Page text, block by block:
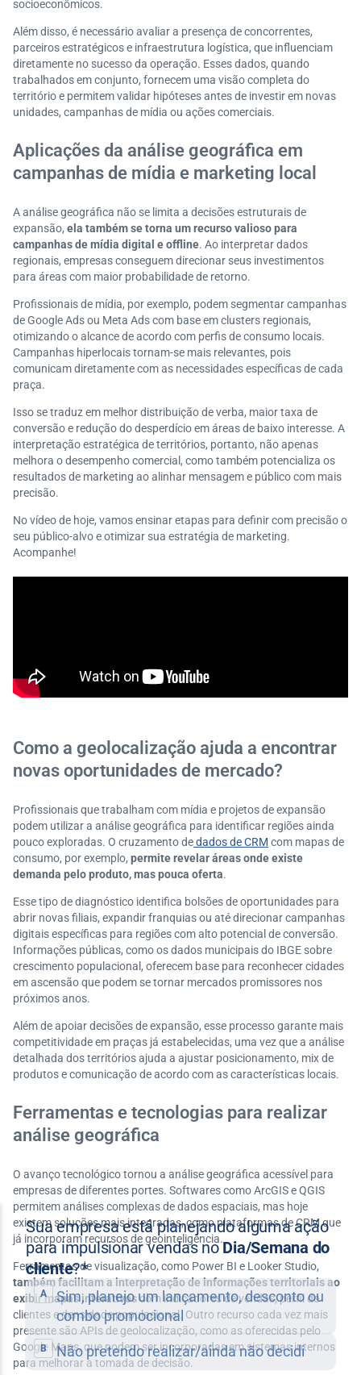
socioeconômicos.
Além disso, é necessário avaliar a presença de concorrentes,
parceiros estratégicos e infraestrutura logística, que influenciam
diretamente no sucesso da operação. Esses dados, quando
trabalhados em conjunto, fornecem uma visão completa do
território e permitem validar hipóteses antes de investir em novas
unidades, campanhas de mídia ou ações comerciais.
Aplicações da análise geográfica em
campanhas de mídia e marketing local
A análise geográfica não se limita a decisões estruturais de
expansão, ela também se torna um recurso valioso para
campanhas de mídia digital e offline. Ao interpretar dados
regionais, empresas conseguem direcionar seus investimentos
para áreas com maior probabilidade de retorno.
Profissionais de mídia, por exemplo, podem segmentar campanhas
de Google Ads ou Meta Ads com base em clusters regionais,
otimizando o alcance de acordo com perfis de consumo locais.
Campanhas hiperlocais tornam-se mais relevantes, pois
comunicam diretamente com as necessidades específicas de cada
praça.
Isso se traduz em melhor distribuição de verba, maior taxa de
conversão e redução do desperdício em áreas de baixo interesse. A
interpretação estratégica de territórios, portanto, não apenas
melhora o desempenho comercial, como também potencializa os
resultados de marketing ao alinhar mensagem e público com mais
precisão.
No vídeo de hoje, vamos ensinar etapas para definir com precisão o
seu público-alvo e otimizar sua estratégia de marketing.
Acompanhe!
Como a geolocalização ajuda a encontrar
novas oportunidades de mercado?
Profissionais que trabalham com mídia e projetos de expansão
podem utilizar a análise geográfica para identificar regiões ainda
pouco exploradas. O cruzamento dedados de CRM com mapas de
consumo, por exemplo, permite revelar áreas onde existe
demanda pelo produto, mas pouca oferta.
Esse tipo de diagnóstico identifica bolsões de oportunidades para
abrir novas filiais, expandir franquias ou até direcionar campanhas
digitais específicas para regiões com alto potencial de conversão.
Informações públicas, como os dados municipais do IBGE sobre
crescimento populacional, oferecem base para reconhecer cidades
em ascensão que podem se tornar mercados promissores nos
próximos anos.
Além de apoiar decisões de expansão, esse processo garante mais
competitividade em praças já estabelecidas, uma vez que a análise
detalhada dos territórios ajuda a ajustar posicionamento, mix de
produtos e comunicação de acordo com as características locais.
Ferramentas e tecnologias para realizar
análise geográfica
O avanço tecnológico tornou a análise geográfica acessível para
empresas de diferentes portes. Softwares como ArcGIS e QGIS
permitem análises complexas de dados espaciais, mas hoje
existem soluções mais integradas, como plataformas de CRM que
já incorporam recursos de geointeligência.
Ferramentas de visualização, como Power BI e Looker Studio,
também facilitam a interpretação de informações territoriais ao
exibir mapas interativoscom indicadores de vendas, perfil de
clientes e densidade populacional. Outro recurso cada vez mais
presente são APIs de geolocalização, como as oferecidas pelo
Google Maps, que podem ser incorporadas em sistemas internos
para melhorar a tomada de decisão.